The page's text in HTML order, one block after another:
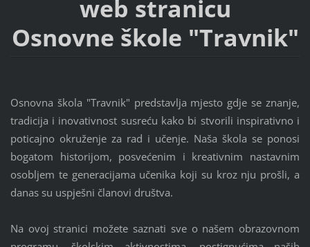
web stranicu
Osnovne škole "Travnik"
Osnovna škola "Travnik" predstavlja mjesto gdje se znanje,
tradicija i inovativnost susreću kako bi stvorili inspirativno i
poticajno okruženje za rad i učenje. Naša škola se ponosi
bogatom historijom, posvećenim i kreativnim nastavnim
osobljem te generacijama učenika koji su kroz nju prošli, a
danas su uspješni članovi društva.
Na ovoj stranici možete saznati sve o našem obrazovnom